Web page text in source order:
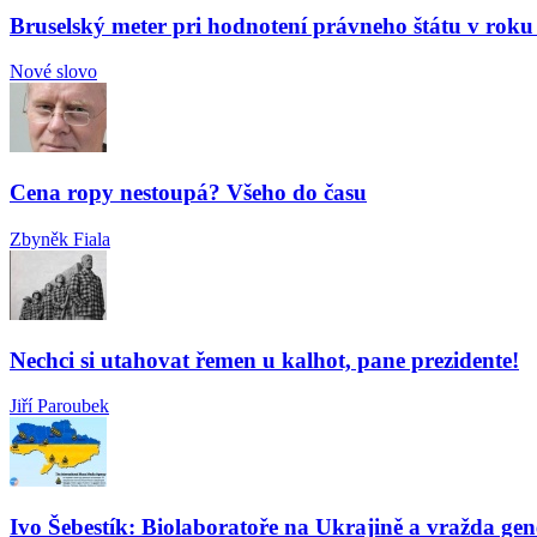
Bruselský meter pri hodnotení právneho štátu v roku
Nové slovo
Cena ropy nestoupá? Všeho do času
Zbyněk Fiala
Nechci si utahovat řemen u kalhot, pane prezidente!
Jiří Paroubek
Ivo Šebestík: Biolaboratoře na Ukrajině a vražda